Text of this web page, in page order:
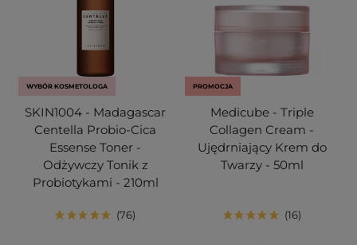
WYBÓR KOSMETOLOGA
SKIN1004 - Madagascar
Centella Probio-Cica
Essense Toner -
Odżywczy Tonik z
Probiotykami - 210ml
76
PROMOCJA
Medicube - Triple
Collagen Cream -
Ujędrniający Krem do
Twarzy - 50ml
16